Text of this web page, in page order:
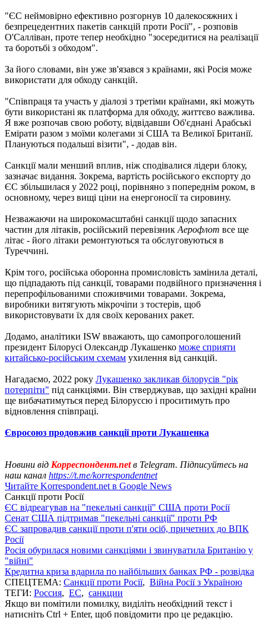
"ЄС неймовірно ефективно розгорнув 10 далекосяжних і
безпрецедентних пакетів санкцій проти Росії", - розповів
О'Салліван, проте тепер необхідно "зосередитися на реалізації
та боротьбі з обходом".
За його словами, він уже зв'язався з країнами, які Росія може
використати для обходу санкцій.
"Співпраця та участь у діалозі з третіми країнами, які можуть
бути використані як платформа для обходу, життєво важлива.
Я вже розпочав свою роботу, відвідавши Об'єднані Арабські
Емірати разом з моїми колегами зі США та Великої Британії.
Плануються подальші візити", - додав він.
Санкції мали менший вплив, ніж сподівалися лідери блоку,
зазначає видання. Зокрема, вартість російського експорту до
ЄС збільшилася у 2022 році, порівняно з попереднім роком, в
основному, через вищі ціни на енергоносії та сировину.
Незважаючи на широкомасштабні санкції щодо запасних
частин для літаків, російський перевізник Аерофлот все ще
літає - його літаки ремонтуються та обслуговуються в
Туреччині.
Крім того, російська оборонна промисловість замінила деталі,
що підпадають під санкції, товарами подвійного призначення і
перепрофільованими споживчими товарами. Зокрема,
виробники витягують мікрочіпи з тостерів, щоб
використовувати їх для своїх керованих ракет.
Додамо, аналітики ISW вважають, що самопроголошений
президент Білорусі Олександр Лукашенко може сприяти
китайсько-російським схемам ухилення від санкцій.
Нагадаємо, 2022 року Лукашенко закликав білорусів "рік
потерпіти" під санкціями. Він стверджував, що західні країни
ще вибачатимуться перед Білоруссю і проситимуть про
відновлення співпраці.
Євросоюз продовжив санкції проти Лукашенка
Новини від Корреспондент.netв Telegram. Підписуйтесь на
наш канал https://t.me/korrespondentnet
Читайте Korrespondent.net в Google News
Санкції проти Росії
ЄС відреагував на "пекельні санкції" США проти Росії
Сенат США підтримав "пекельні санкції" проти РФ
ЄС запровадив санкції проти п'яти осіб, причетних до ВПК
Росії
Росія обурилася новими санкціями і звинуватила Британію у
"війні"
Кредитна криза вдарила по найбільших банках РФ - розвідка
СПЕЦТЕМА: Санкції проти Росії, Війна Росії з Україною
ТЕГИ: Россия, ЕС, санкции
Якщо ви помітили помилку, виділіть необхідний текст і
натисніть Ctrl + Enter, щоб повідомити про це редакцію.